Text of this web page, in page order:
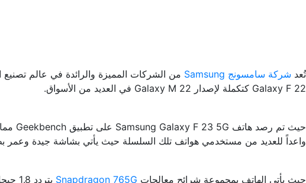
تُعد شركة سامسونج Samsung
من الشركات المميزة والرائدة في عالم
Galaxy F 22 كتكملة لإصدار Galaxy M 22 في العديد من الأسواق.
واعداً للعديد من مستخدمي هواتف تلك السلسلة حيث يأتي بشاشة جيدة وعمر
حيث يأتي الهاتف بمجموعة شرائح معالجات Snapdragon 765G